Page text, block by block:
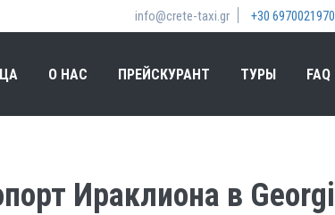
info@crete-taxi.gr +30 6970021970
О НАС ПРЕЙСКУРАНТ ТУРЫ FAQ
Ираклиона в